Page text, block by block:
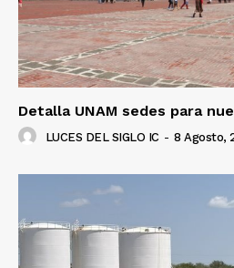
Contacto
Política de privacidad
Políticas del Sitio
Detalla UNAM sedes para
LUCES DEL SIGLO IC - 8 Agosto,